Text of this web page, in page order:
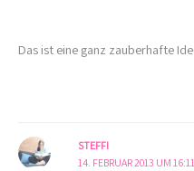
Das ist eine ganz zauberhafte
STEFFI
14. FEBRUAR 2013 UM